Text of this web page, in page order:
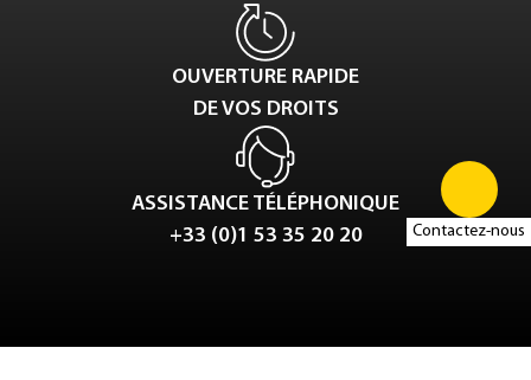
Contactez-nous
OUVERTURE RAPIDE
DE VOS DROITS
ASSISTANCE TÉLÉPHONIQUE
+33 (0)1 53 35 20 20